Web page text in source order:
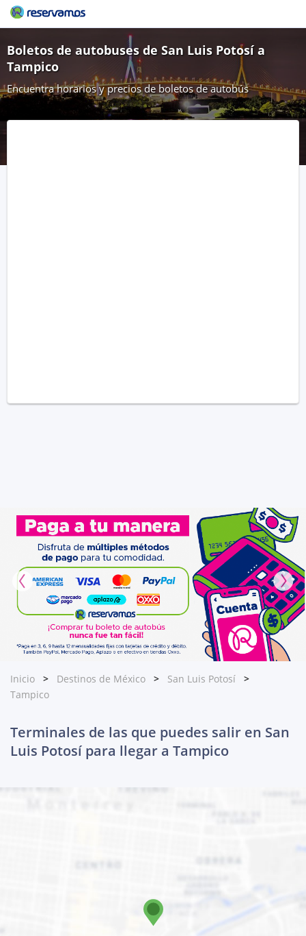
Boletos de autobuses de San Luis Potosí a
Tampico
Encuentra horarios y precios de boletos de autobús
Inicio Destinos de México
San Luis Potosí
Tampico
Terminales de las que puedes salir en San
Luis Potosí para llegar a Tampico